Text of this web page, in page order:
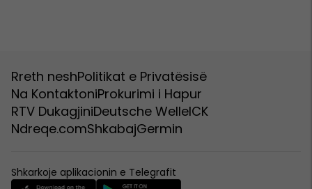
Rreth neshPolitikat e Privatësisë
Na KontaktoniProkurimi i Hapur
RTV DukagjiniDeutsche WelleICK
Ndreqe.comShkabajGermin
Shkarkoje aplikacionin e Telegrafit